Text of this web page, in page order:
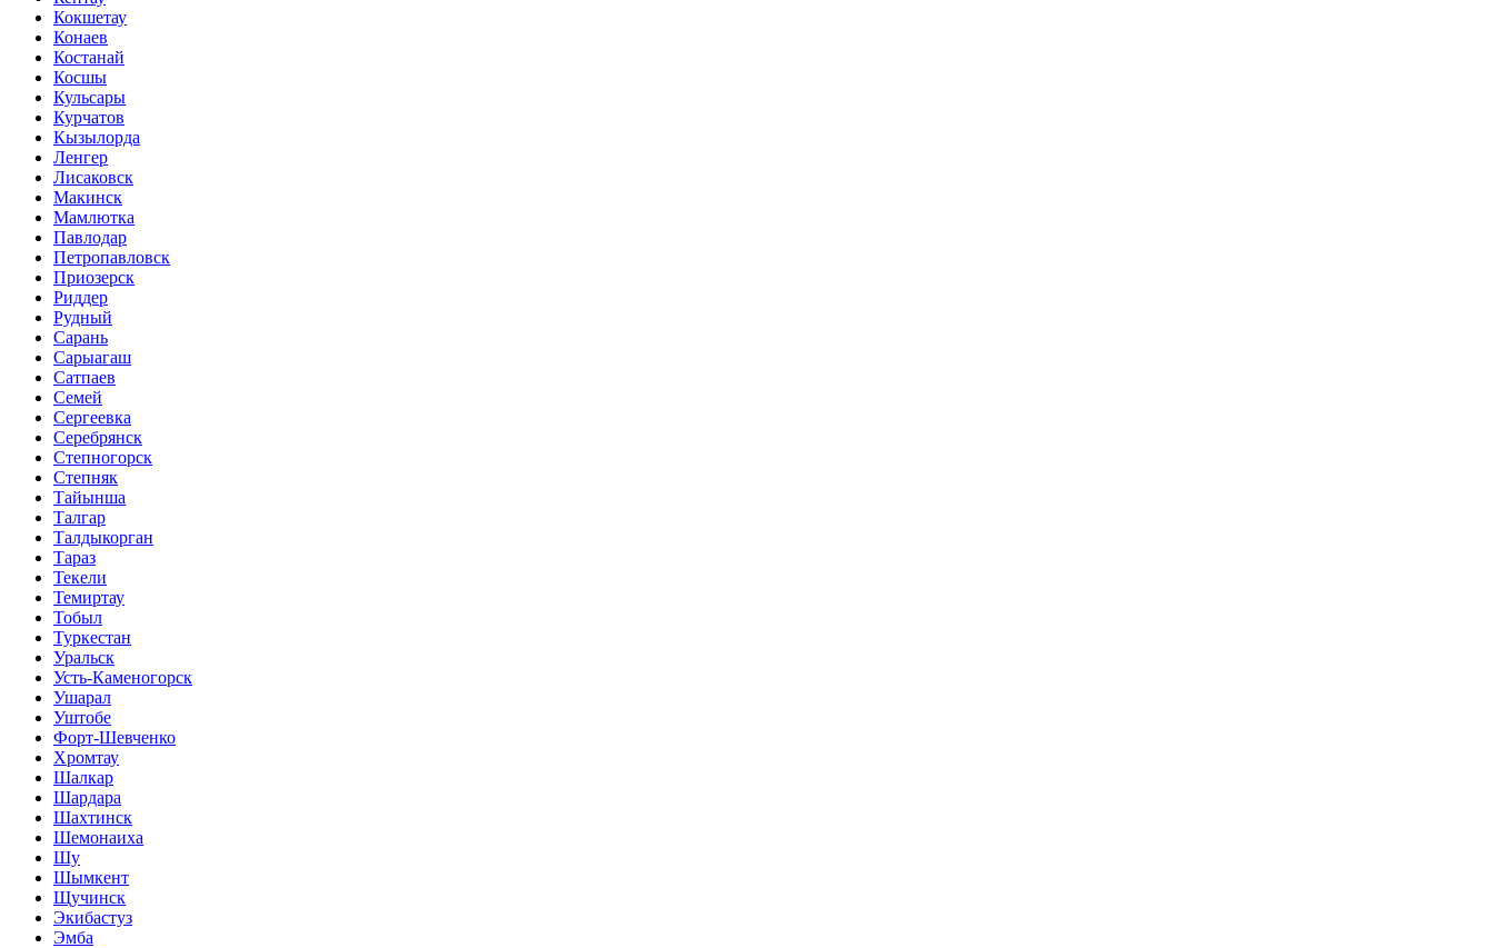
Кокшетау
Конаев
Костанай
Косшы
Кульсары
Курчатов
Кызылорда
Ленгер
Лисаковск
Макинск
Мамлютка
Павлодар
Петропавловск
Приозерск
Риддер
Рудный
Сарань
Сарыагаш
Сатпаев
Семей
Сергеевка
Серебрянск
Степногорск
Степняк
Тайынша
Талгар
Талдыкорган
Тараз
Текели
Темиртау
Тобыл
Туркестан
Уральск
Усть-Каменогорск
Ушарал
Уштобе
Форт-Шевченко
Хромтау
Шалкар
Шардара
Шахтинск
Шемонаиха
Шу
Шымкент
Щучинск
Экибастуз
Эмба